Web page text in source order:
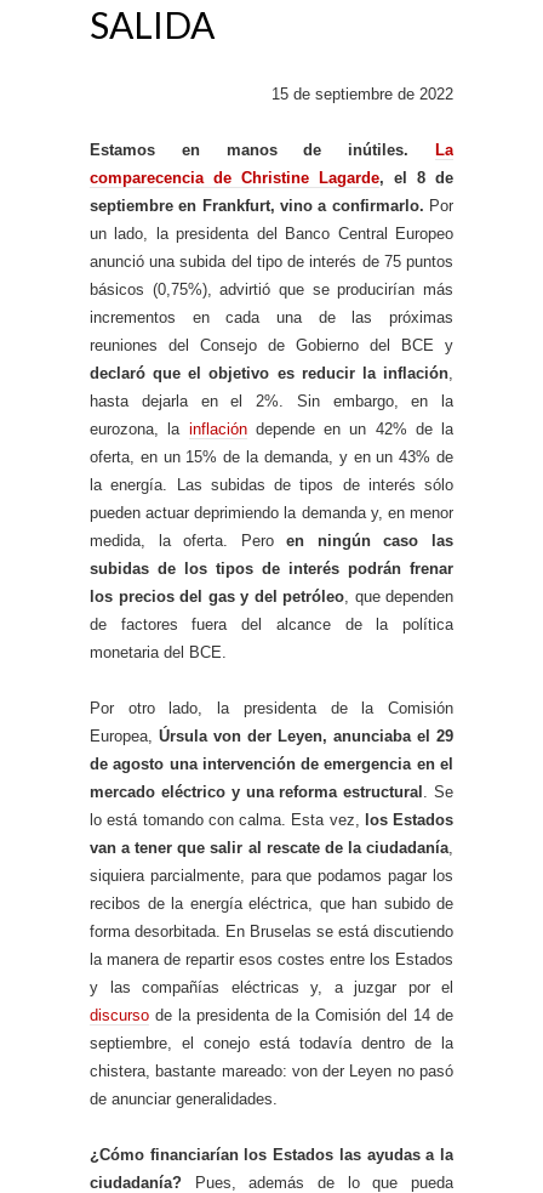
SALIDA
15 de septiembre de 2022
Estamos en manos de inútiles.
La
comparecencia de Christine Lagarde, el 8 de
septiembre en Frankfurt, vino a confirmarlo. Por
un lado, la presidenta del Banco Central Europeo
anunció una subida del tipo de interés de 75 puntos
básicos (0,75%), advirtió que se producirían más
incrementos en cada una de las próximas
reuniones del Consejo de Gobierno del BCE y
declaró que el objetivo es reducir la inflación
hasta dejarla en el 2%. Sin embargo, en la
eurozona, la inflacióndepende en un 42% de la
oferta, en un 15% de la demanda, y en un 43% de
la energía. Las subidas de tipos de interés sólo
pueden actuar deprimiendo la demanda y, en menor
medida, la oferta. Peroen ningún caso las
subidas de los tipos de interés podrán frenar
los precios del gas y del petróleo , que dependen
de factores fuera del alcance de la política
monetaria del BCE.
Por otro lado, la presidenta de la Comisión
Europea, Úrsula von der Leyen, anunciaba el 29
de agosto una intervención de emergencia en el
mercado eléctrico y una reforma estructural
. Se
lo está tomando con calma. Esta vez,
los Estados
van a tener que salir al rescate de la ciudadanía
siquiera parcialmente, para que podamos pagar los
recibos de la energía eléctrica, que han subido de
forma desorbitada. En Bruselas se está discutiendo
la manera de repartir esos costes entre los Estados
y las compañías eléctricas y, a juzgar por el
discurso de la presidenta de la Comisión del 14 de
septiembre, el conejo está todavía dentro de la
chistera, bastante mareado: von der Leyen no pasó
de anunciar generalidades.
¿Cómo financiarían los Estados las ayudas a la
ciudadanía? Pues, además de lo que pueda